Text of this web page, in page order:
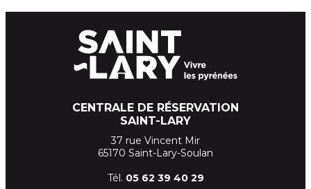
CENTRALE DE RÉSERVATION
SAINT-LARY
37 rue Vincent Mir
65170 Saint-Lary-Soulan
Tél. 05 62 39 40 29